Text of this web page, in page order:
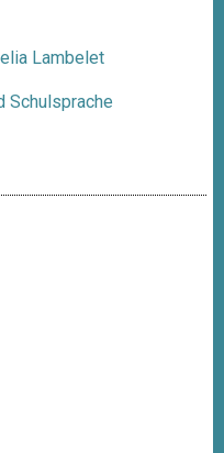
Lambelet
Schulsprache